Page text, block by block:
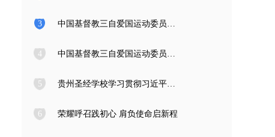
3 中国基督教三自爱国运动委员会2026年度公开招聘工作人员面试公告
4 中国基督教三自爱国运动委员会2026年度公开招聘应届高校毕业生面试公告
5 贵州圣经学校学习贯彻习近平总书记在庆祝中国共产党成立105周年大会上的重要讲话精神
6 荣耀呼召践初心 肩负使命启新程